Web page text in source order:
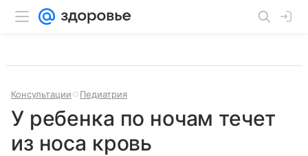
Консультации Педиатрия
У ребенка по ночам течет
из носа кровь